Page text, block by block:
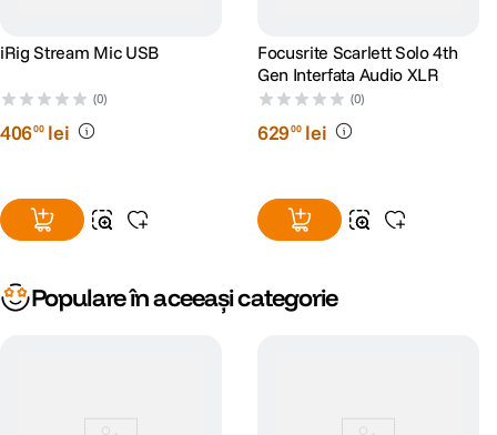
iRig Stream Mic USB
(0)
40600 lei
Focusrite Scarlett Solo 4th
Gen Interfata Audio XLR
(0)
62900 lei
Populare în aceeași categorie